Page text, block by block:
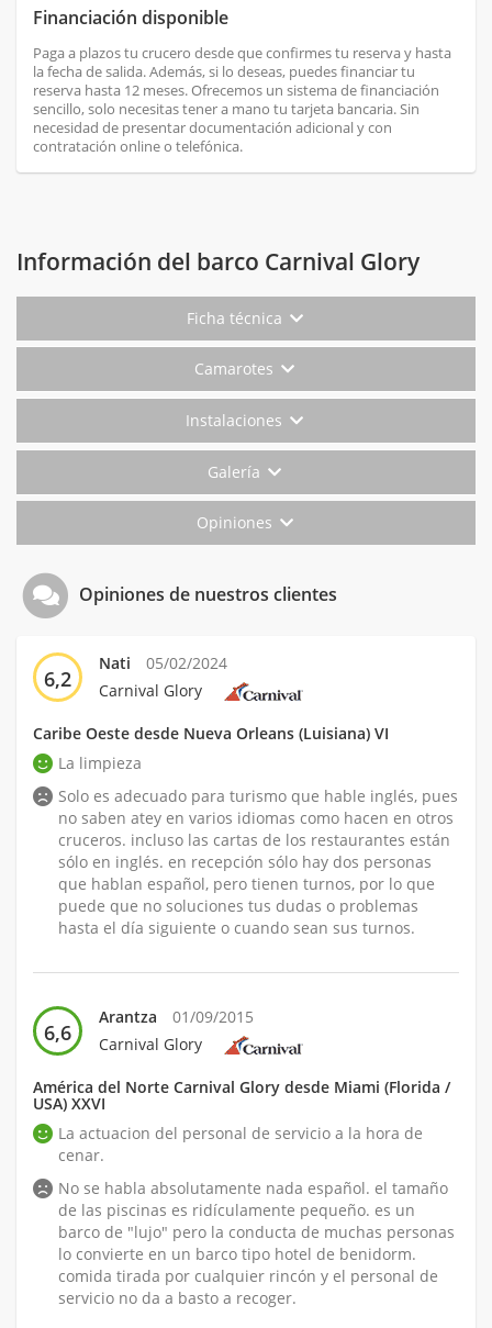
Financiación disponible
Paga a plazos tu crucero desde que confirmes tu reserva y hasta
la fecha de salida. Además, si lo deseas, puedes financiar tu
reserva hasta 12 meses. Ofrecemos un sistema de financiación
sencillo, solo necesitas tener a mano tu tarjeta bancaria. Sin
necesidad de presentar documentación adicional y con
contratación online o telefónica.
Información del barco Carnival Glory
Ficha técnica
Camarotes
Instalaciones
Galería
Opiniones
Opiniones de nuestros clientes
6,2
Nati
05/02/2024
Carnival Glory
Caribe Oeste desde Nueva Orleans (Luisiana) VI
La limpieza
Solo es adecuado para turismo que hable inglés, pues
no saben atey en varios idiomas como hacen en otros
cruceros. incluso las cartas de los restaurantes están
sólo en inglés. en recepción sólo hay dos personas
que hablan español, pero tienen turnos, por lo que
puede que no soluciones tus dudas o problemas
hasta el día siguiente o cuando sean sus turnos.
6,6
Arantza
01/09/2015
Carnival Glory
América del Norte Carnival Glory desde Miami (Florida /
USA) XXVI
La actuacion del personal de servicio a la hora de
cenar.
No se habla absolutamente nada español. el tamaño
de las piscinas es ridículamente pequeño. es un
barco de "lujo" pero la conducta de muchas personas
lo convierte en un barco tipo hotel de benidorm.
comida tirada por cualquier rincón y el personal de
servicio no da a basto a recoger.